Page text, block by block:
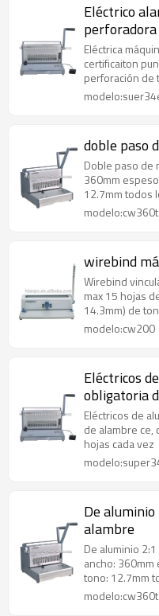
Eléctrico
perforadora
Eléctrica
certificaiton
perforación de
doble paso
Doble paso de
360mm
12.7mm todos
modelo:cw360t
wirebind
Wirebind
max 15 hojas
14.3mm) de
modelo:cw200
Eléctricos
obligatoria
Eléctricos de
de alambre ce,
hojas cada vez
De
alambre
De aluminio
ancho:
tono: 12.7mm
modelo:cw360t